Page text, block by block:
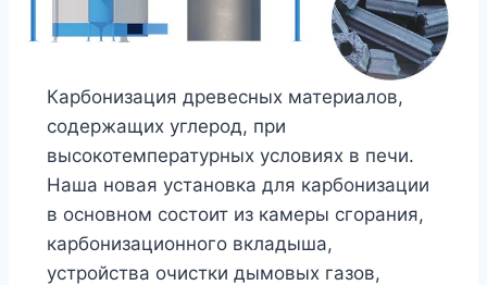
Карбонизация древесных материалов,
содержащих углерод, при
высокотемпературных условиях в печи.
Наша новая установка для карбонизации
в основном состоит из камеры сгорания,
карбонизационного вкладыша,
устройства очистки дымовых газов,